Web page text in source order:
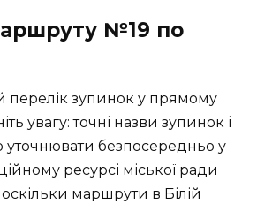
№19 по
перелік зупинок у прямому
увагу: точні назви зупинок і
уточнювати безпосередньо у
ресурсі міської ради
маршрути в Білій